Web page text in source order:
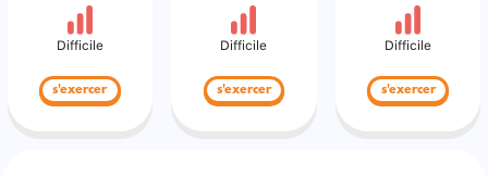
Difficile
s'exercer
Difficile
s'exercer
Difficile
s'exercer